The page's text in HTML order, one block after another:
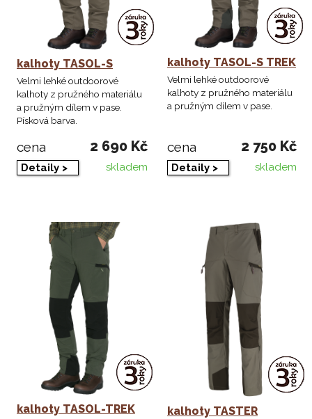
kalhoty TASOL-S
Velmi lehké outdoorové
kalhoty z pružného materiálu
a pružným dílem v pase.
Písková barva.
cena 2 690 Kč
Detaily > skladem
kalhoty TASOL-S TREK
Velmi lehké outdoorové
kalhoty z pružného materiálu
a pružným dílem v pase.
cena 2 750 Kč
Detaily > skladem
kalhoty TASOL-TREK kalhoty TASTER